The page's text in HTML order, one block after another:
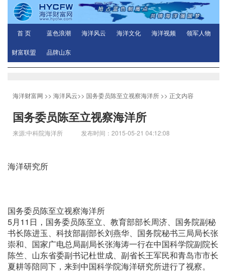
首 页 蓝色浪潮 海洋风云 海洋文化 海洋视频 领军人物
财富联盟 品牌山东
海洋财富网 >> 海洋风云>> 国务委员陈至立视察海洋所 >> 正文内容
国务委员陈至立视察海洋所
来源:中科院海洋所 发布时间：2015-05-21 04:12:08
海洋研究所
国务委员陈至立视察海洋所
5月11日，国务委员陈至立、教育部部长周济、国务院副秘
书长陈进玉、科技部副部长刘燕华、国务院秘书三局局长张
崇和、国家广电总局副局长张海涛一行在中国科学院副院长
陈竺、山东省委副书记杜世成、副省长王军民和青岛市市长
夏耕等陪同下，来到中国科学院海洋研究所进行了视察。